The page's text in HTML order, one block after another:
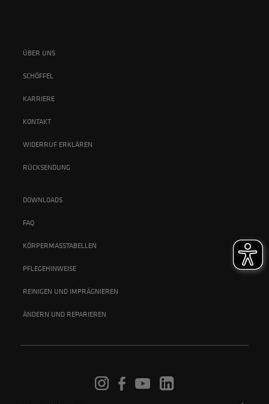
ÜBER UNS
SCHÖFFEL
KARRIERE
KONTAKT
WIDERRUF ERKLÄREN
RÜCKSENDUNG
DOWNLOADS
FAQ
KÖRPERMASSTABELLEN
PFLEGEHINWEISE
REINIGEN UND IMPRÄGNIEREN
ÄNDERN UND REPARIEREN